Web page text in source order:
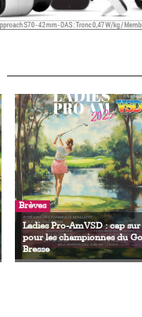
Brèves
Ladies Pro-Am VSD : cap
pour les championnes du
Bresse